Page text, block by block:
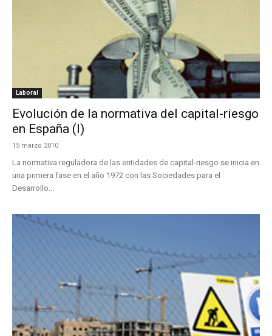
Laboral
Evolución de la normativa del capital-riesgo
en España (I)
15 marzo 2010
La normativa reguladora de las entidades de capital-riesgo se inicia en
una primera fase en el año 1972 con las Sociedades para el
Desarrollo...